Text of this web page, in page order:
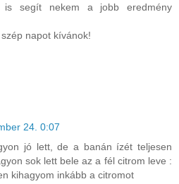
is segít nekem a jobb eredmény
napot kívánok!
24. 0:07
jó lett, de a banán ízét teljesen
sok lett bele az a fél citrom leve :
kihagyom inkább a citromot